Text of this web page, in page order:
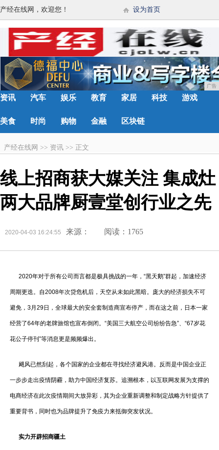
产经在线网，欢迎您！ 设为首页
广告
资讯 汽车 娱乐 教育 家居 科技 游戏
美食 时尚 购物 金融 区块链
产经在线网 >> 资讯 >> 正文
线上招商获大媒关注 集成灶
两大品牌厨壹堂创行业之先
2020-04-03 16:24:55 来源： 阅读：1765
2020年对于所有公司而言都是极具挑战的一年，“黑天鹅”群起，加速经济
周期更迭。自2008年次贷危机后，天空从未如此黑暗。庞大的经济损失不可
避免，3月29日，全球最大的安全套制造商宣布停产，而在这之前，日本一家
经营了64年的老牌旅馆也宣布倒闭。“美国三大航空公司纷纷告急”、“67岁花
花公子停刊”等消息更是频频爆出。
飓风已然刮起，各个国家的企业都在寻找经济避风港。反而是中国企业正
一步步走出疫情阴霾，助力中国经济复苏。追溯根本，以互联网发展为支撑的
电商经济在此次疫情期间大放异彩，其为企业重新调整和制定战略方针提供了
重要背书，同时也为品牌提升了免疫力来抵御突发状况。
实力开辟招商疆土